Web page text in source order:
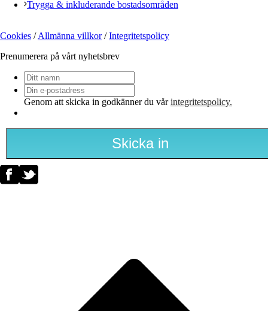
Trygga & inkluderande bostadsområden
Cookies /Allmänna villkor/Integritetspolicy
Prenumerera på vårt nyhetsbrev
Ditt
namn
Din
e-
Genom att skicka in godkänner du vårintegritetspolicy.